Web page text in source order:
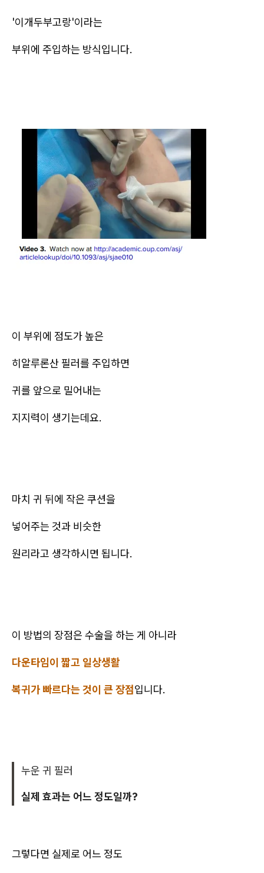
'이개두부고랑'이라는
부위에 주입하는 방식입니다.
이 부위에 점도가 높은
히알루론산 필러를 주입하면
귀를 앞으로 밀어내는
지지력이 생기는데요.
마치 귀 뒤에 작은 쿠션을
넣어주는 것과 비슷한
원리라고 생각하시면 됩니다.
이 방법의 장점은 수술을 하는 게 아니라
다운타임이 짧고 일상생활
복귀가 빠르다는 것이 큰 장점입니다.
누운 귀 필러
실제 효과는 어느 정도일까?
그렇다면 실제로 어느 정도